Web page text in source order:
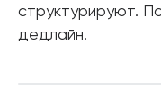
структурируют.
дедлайн.